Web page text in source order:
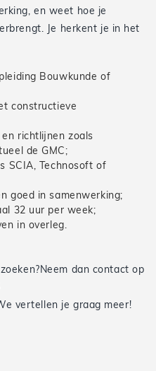
en weet hoe je
Je herkent je in het
Bouwkunde of
constructieve
richtlijnen zoals
de GMC;
SCIA, Technosoft of
goed in samenwerking;
32 uur per week;
in overleg.
dan contact op
vertellen je graag meer!